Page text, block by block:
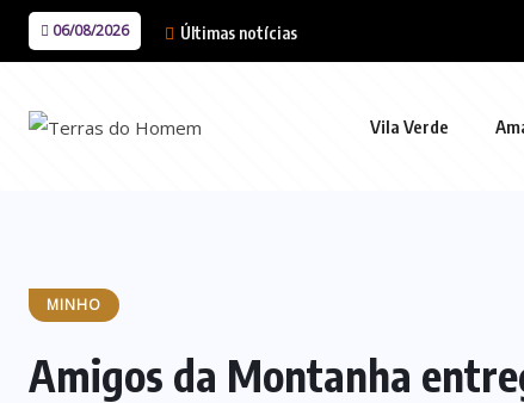
06/08/2026 Últimas notícias
Vila Verde
MINHO
Amigos da Montanha